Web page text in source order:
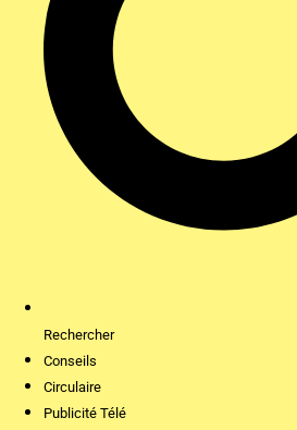
Rechercher
Conseils
Circulaire
Publicité Télé